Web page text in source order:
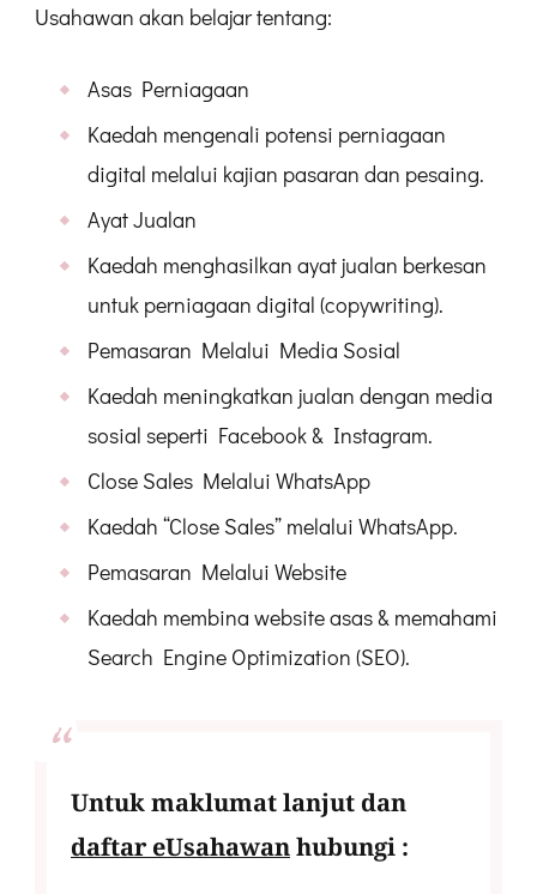
Usahawan akan belajar tentang:
Asas Perniagaan
Kaedah mengenali potensi perniagaan
digital melalui kajian pasaran dan pesaing.
Ayat Jualan
Kaedah menghasilkan ayat jualan berkesan
untuk perniagaan digital (copywriting).
Pemasaran Melalui Media Sosial
Kaedah meningkatkan jualan dengan media
sosial seperti Facebook & Instagram.
Close Sales Melalui WhatsApp
Kaedah “Close Sales” melalui WhatsApp.
Pemasaran Melalui Website
Kaedah membina website asas & memahami
Search Engine Optimization (SEO).
Untuk maklumat lanjut dan
daftar eUsahawanhubungi :